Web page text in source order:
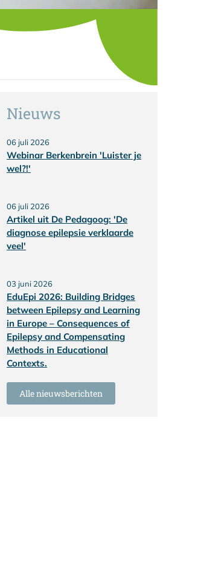
Nieuws
06 juli 2026
Webinar Berkenbrein 'Luister je
wel?!'
06 juli 2026
Artikel uit De Pedagoog: 'De
diagnose epilepsie verklaarde
veel'
03 juni 2026
EduEpi 2026: Building Bridges
between Epilepsy and Learning
in Europe – Consequences of
Epilepsy and Compensating
Methods in Educational
Contexts.
Alle nieuwsberichten